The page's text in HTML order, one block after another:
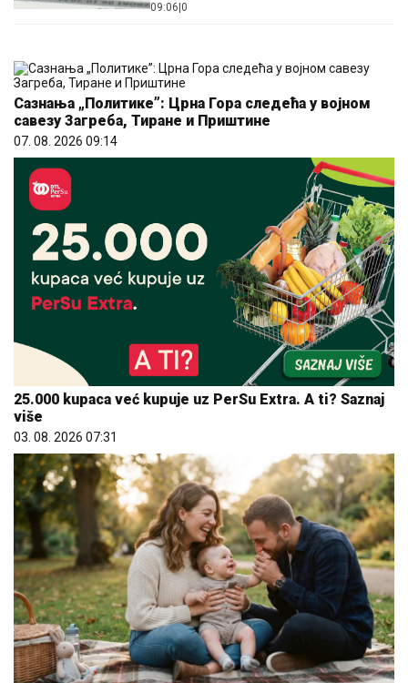
09:06 0
Сазнања „Политике”: Црна Гора следећа у војном
савезу Загреба, Тиране и Приштине
07. 08. 2026 09:14
25.000 kupaca već kupuje uz PerSu Extra. A ti? Saznaj
više
03. 08. 2026 07:31